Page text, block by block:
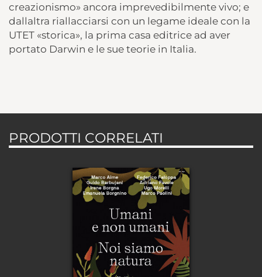
creazionismo» ancora imprevedibilmente vivo; e
dallaltra riallacciarsi con un legame ideale con la
UTET «storica», la prima casa editrice ad aver
portato Darwin e le sue teorie in Italia.
PRODOTTI CORRELATI